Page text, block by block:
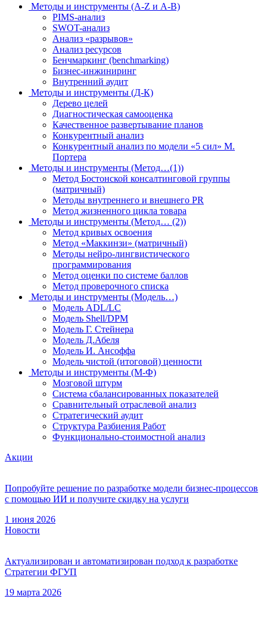
Методы и инструменты (A-Z и А-В)
PIMS-анализ
SWOT-анализ
Анализ «разрывов»
Анализ ресурсов
Бенчмаркинг (benchmarking)
Бизнес-инжиниринг
Внутренний аудит
Методы и инструменты (Д-К)
Дерево целей
Диагностическая самооценка
Качественное развертывание планов
Конкурентный анализ
Конкурентный анализ по модели «5 сил» М.
Портера
Методы и инструменты (Метод…(1))
Метод Бостонской консалтинговой группы
(матричный)
Методы внутреннего и внешнего PR
Метод жизненного цикла товара
Методы и инструменты (Метод… (2))
Метод кривых освоения
Метод «Маккинзи» (матричный)
Методы нейро-лингвистического
программирования
Метод оценки по системе баллов
Метод проверочного списка
Методы и инструменты (Модель…)
Модель ADL/LC
Модель Shell/DPM
Модель Г. Стейнера
Модель Д.Абеля
Модель И. Ансоффа
Модель чистой (итоговой) ценности
Методы и инструменты (М-Ф)
Мозговой штурм
Система сбалансированных показателей
Сравнительный отраслевой анализ
Стратегический аудит
Структура Разбиения Работ
Функционально-стоимостной анализ
Акции
Попробуйте решение по разработке модели бизнес-процессов
с помощью ИИ и получите скидку на услуги
1 июня 2026
Новости
Актуализирован и автоматизирован подход к разработке
Стратегии ФГУП
19 марта 2026